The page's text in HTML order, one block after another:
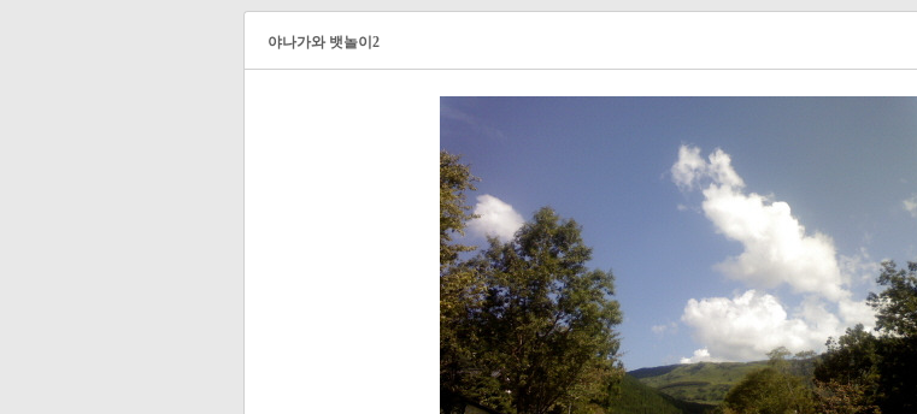
야나가와 뱃놀이2